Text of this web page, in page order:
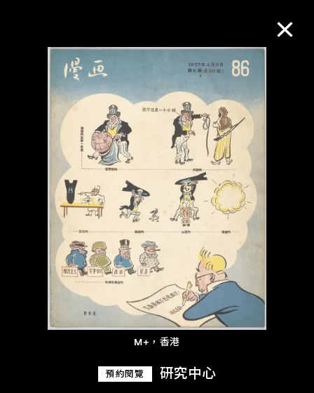
M+，香港
預約閱覽 研究中心
M+藏品
進一步篩選
關於M+藏品
探索世界頂級的二十及二十一世紀視覺
文化藏品。